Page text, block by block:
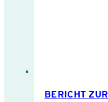
BERICHT ZUR